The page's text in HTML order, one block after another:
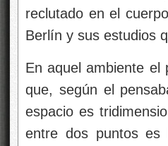
reclutado en el
Berlín y sus estudios
En aquel ambiente el
que, según el
espacio es
entre dos puntos